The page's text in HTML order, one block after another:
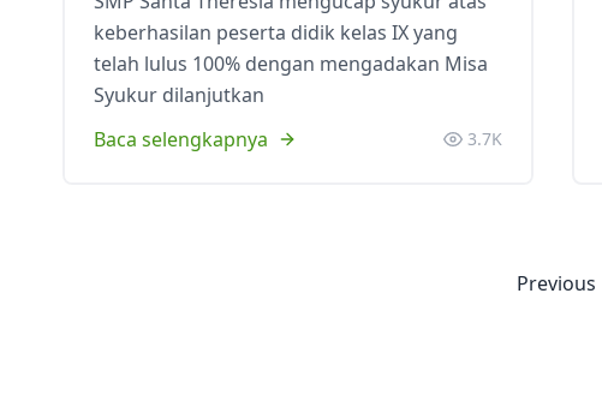
keberhasilan peserta didik kelas IX yang
telah lulus 100% dengan mengadakan Misa
Syukur dilanjutkan
Baca selengkapnya
3.7K
Previous